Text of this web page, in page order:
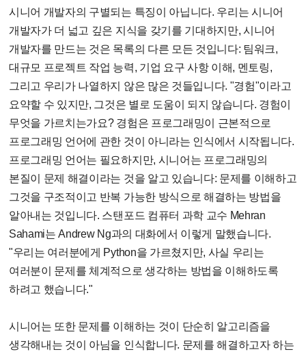
시니어 개발자의 구별되는 특징이 아닙니다. 우리는 시니어
개발자가 더 넓고 깊은 지식을 갖기를 기대하지만, 시니어
개발자를 만드는 것은 목록의 다른 모든 것입니다: 팀워크,
대규모 프로젝트 작업 능력, 기업 요구 사항 이해, 멘토링,
그리고 우리가 나열하지 않은 많은 것들입니다. "경험"이라고
요약할 수 있지만, 그것은 별로 도움이 되지 않습니다. 경험이
무엇을 가르치는가요? 경험은 프로그래밍이 근본적으로
프로그래밍 언어에 관한 것이 아니라는 인식에서 시작됩니다.
프로그래밍 언어는 필요하지만, 시니어는 프로그래밍의
본질이 문제 해결이라는 것을 알고 있습니다: 문제를 이해하고
그것을 구조적이고 반복 가능한 방식으로 해결하는 방법을
알아내는 것입니다. 스탠포드 컴퓨터 과학 교수 Mehran
Sahami는 Andrew Ng과의 대화에서 이렇게 말했습니다.
"우리는 여러분에게 Python을 가르쳤지만, 사실 우리는
여러분이 문제를 체계적으로 생각하는 방법을 이해하도록
하려고 했습니다."
시니어는 또한 문제를 이해하는 것이 단순히 알고리즘을
생각해내는 것이 아님을 인식합니다. 문제를 해결하고자 하는